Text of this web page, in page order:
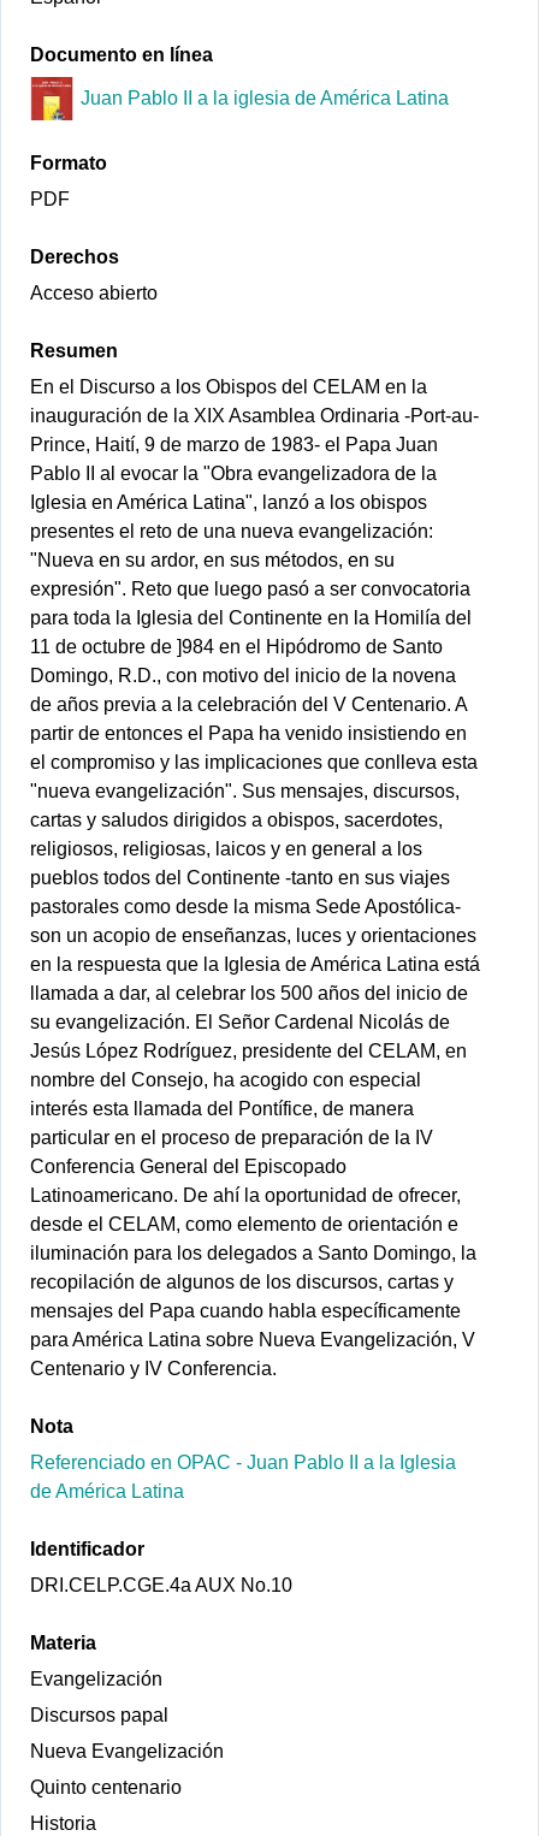
Documento en línea
Juan Pablo II a la iglesia de América Latina
Formato
PDF
Derechos
Acceso abierto
Resumen
En el Discurso a los Obispos del CELAM en la
inauguración de la XIX Asamblea Ordinaria -Port-au-
Prince, Haití, 9 de marzo de 1983- el Papa Juan
Pablo II al evocar la "Obra evangelizadora de la
Iglesia en América Latina", lanzó a los obispos
presentes el reto de una nueva evangelización:
"Nueva en su ardor, en sus métodos, en su
expresión". Reto que luego pasó a ser convocatoria
para toda la Iglesia del Continente en la Homilía del
11 de octubre de ]984 en el Hipódromo de Santo
Domingo, R.D., con motivo del inicio de la novena
de años previa a la celebración del V Centenario. A
partir de entonces el Papa ha venido insistiendo en
el compromiso y las implicaciones que conlleva esta
"nueva evangelización". Sus mensajes, discursos,
cartas y saludos dirigidos a obispos, sacerdotes,
religiosos, religiosas, laicos y en general a los
pueblos todos del Continente -tanto en sus viajes
pastorales como desde la misma Sede Apostólica-
son un acopio de enseñanzas, luces y orientaciones
en la respuesta que la Iglesia de América Latina está
llamada a dar, al celebrar los 500 años del inicio de
su evangelización. El Señor Cardenal Nicolás de
Jesús López Rodríguez, presidente del CELAM, en
nombre del Consejo, ha acogido con especial
interés esta llamada del Pontífice, de manera
particular en el proceso de preparación de la IV
Conferencia General del Episcopado
Latinoamericano. De ahí la oportunidad de ofrecer,
desde el CELAM, como elemento de orientación e
iluminación para los delegados a Santo Domingo, la
recopilación de algunos de los discursos, cartas y
mensajes del Papa cuando habla específicamente
para América Latina sobre Nueva Evangelización, V
Centenario y IV Conferencia.
Nota
Referenciado en OPAC - Juan Pablo II a la Iglesia
de América Latina
Identificador
DRI.CELP.CGE.4a AUX No.10
Materia
Evangelización
Discursos papal
Nueva Evangelización
Quinto centenario
Historia